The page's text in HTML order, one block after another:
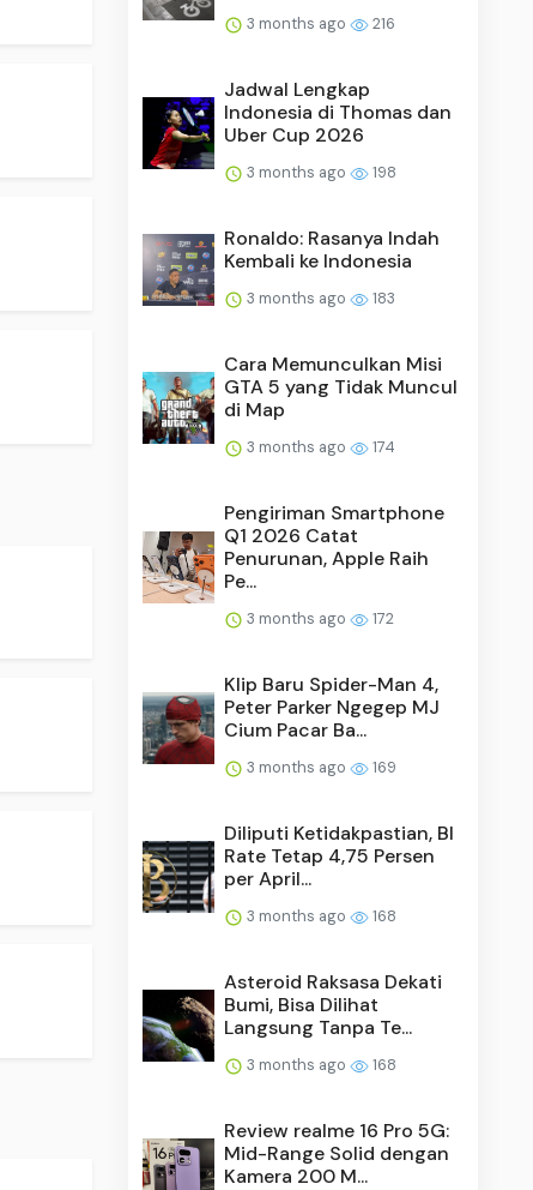
3 months ago 216
Jadwal Lengkap
Indonesia di Thomas dan
Uber Cup 2026
3 months ago 198
Ronaldo: Rasanya Indah
Kembali ke Indonesia
3 months ago 183
Cara Memunculkan Misi
GTA 5 yang Tidak Muncul
di Map
3 months ago 174
Pengiriman Smartphone
Q1 2026 Catat
Penurunan, Apple Raih
Pe...
3 months ago 172
Klip Baru Spider-Man 4,
Peter Parker Ngegep MJ
Cium Pacar Ba...
3 months ago 169
Diliputi Ketidakpastian, BI
Rate Tetap 4,75 Persen
per April...
3 months ago 168
Asteroid Raksasa Dekati
Bumi, Bisa Dilihat
Langsung Tanpa Te...
3 months ago 168
Review realme 16 Pro 5G:
Mid-Range Solid dengan
Kamera 200 M...